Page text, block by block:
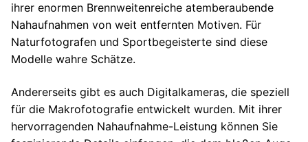
ihrer enormen Brennweitenreiche atemberaubende
Nahaufnahmen von weit entfernten Motiven. Für
Naturfotografen und Sportbegeisterte sind diese
Modelle wahre Schätze.
Andererseits gibt es auch Digitalkameras, die speziell
für die Makrofotografie entwickelt wurden. Mit ihrer
hervorragenden Nahaufnahme-Leistung können Sie